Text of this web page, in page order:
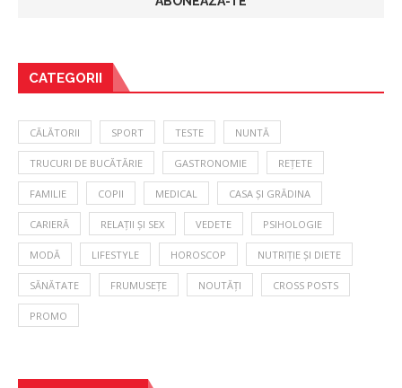
CATEGORII
CĂLĂTORII SPORT TESTE NUNTĂ
TRUCURI DE BUCĂTĂRIE GASTRONOMIE REȚETE
FAMILIE COPII MEDICAL CASA ȘI GRĂDINA
CARIERĂ RELAȚII ȘI SEX VEDETE PSIHOLOGIE
MODĂ LIFESTYLE HOROSCOP NUTRIȚIE ȘI DIETE
SĂNĂTATE FRUMUSEȚE NOUTĂȚI CROSS POSTS
PROMO